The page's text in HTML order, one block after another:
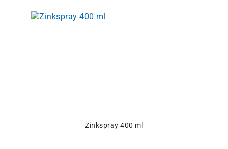
Zinkspray 400 ml